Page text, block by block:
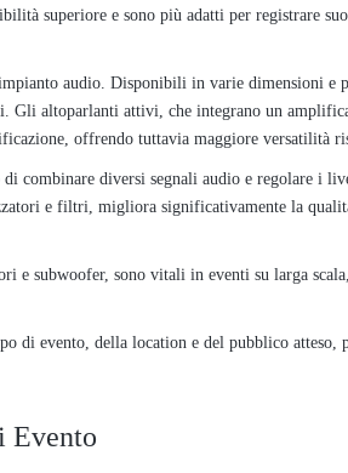
superiore e sono più adatti per registrare
audio. Disponibili in varie dimensioni e
Gli altoparlanti attivi, che integrano un
offrendo tuttavia maggiore versatilità
combinare diversi segnali audio e regolare i
e filtri, migliora significativamente la
subwoofer, sono vitali in eventi su larga
di evento, della location e del pubblico atteso,
Evento